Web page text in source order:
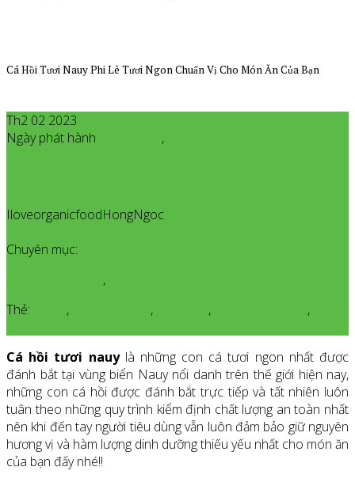
Cá Hồi Tươi Nauy Phi Lê Tươi Ngon Chuẩn Vị Cho Món Ăn Của Bạn
Th2 02 2023
Ngày phát hành
,
IloveorganicfoodHongNgoc
Chuyên mục:
,
Thẻ:
, , , ,
Cá hồi tươi nauylà những con cá tươi ngon nhất được
đánh bắt tại vùng biển Nauy nổi danh trên thế giới hiện nay,
những con cá hồi được đánh bắt trực tiếp và tất nhiên luôn
tuân theo những quy trình kiểm định chất lượng an toàn nhất
nên khi đến tay người tiêu dùng vẫn luôn đảm bảo giữ nguyên
hương vị và hàm lượng dinh dưỡng thiếu yếu nhất cho món ăn
của bạn đấy nhé!!